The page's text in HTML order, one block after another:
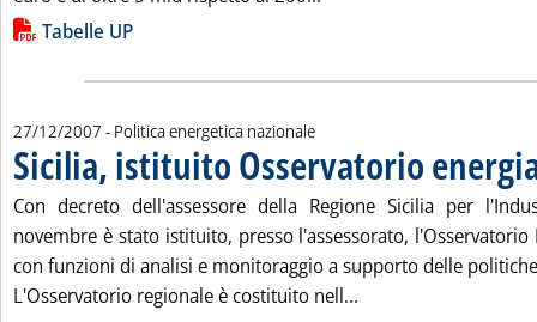
Lista allegati PDF alla notizia
Tabelle UP
27/12/2007 - Politica energetica nazionale
Sicilia, istituito Osservatorio
Con decreto dell'assessore della Regione Sicilia per
novembre è stato istituito, presso l'assessorato, l'Osservatorio
con funzioni di analisi e monitoraggio a supporto delle
L'Osservatorio regionale è costituito nell...